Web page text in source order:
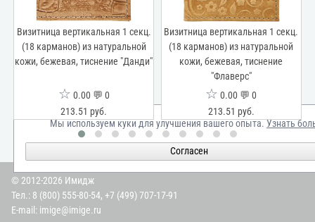
Визитница вертикальная 1 секц.
(18 карманов) из натуральной
кожи, бежевая, тиснение "Данди"
☆ 0.00 💬 0
213.51 руб.
Визитница вертикальная 1 секц.
(18 карманов) из натуральной
кожи, бежевая, тиснение
"Флаверс"
☆ 0.00 💬 0
213.51 руб.
Мы используем куки для улучшения вашего опыта.Узнать
Согласен
© 2012-2026 Имидж
Тел.: 8 (800) 555-80-54, +7 (499) 707-17-91
E-mail: imige@imige.ru